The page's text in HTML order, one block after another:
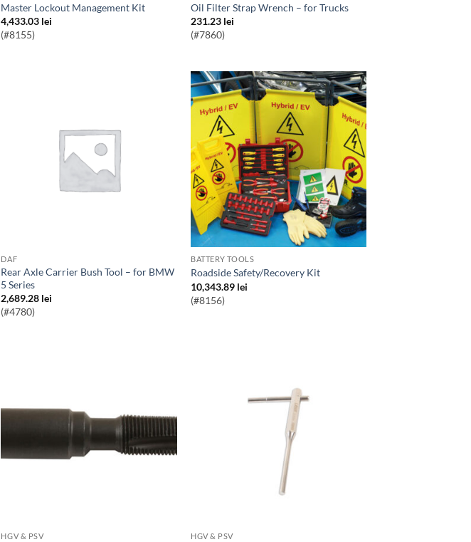
Master Lockout Management Kit
4,433.03 lei
(#8155)
Oil Filter Strap Wrench – for Trucks
231.23 lei
(#7860)
DAF
Rear Axle Carrier Bush Tool – for BMW
5 Series
2,689.28 lei
(#4780)
BATTERY TOOLS
Roadside Safety/Recovery Kit
10,343.89 lei
(#8156)
HGV & PSV HGV & PSV